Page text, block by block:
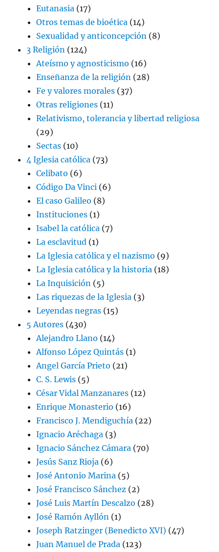
Eutanasia (17)
Otros temas de bioética (14)
Sexualidad y anticoncepción (8)
3 Religión (124)
Ateísmo y agnosticismo (16)
Enseñanza de la religión (28)
Fe y valores morales (37)
Otras religiones (11)
Relativismo, tolerancia y libertad religiosa
(29)
Sectas (10)
4 Iglesia católica (73)
Celibato (6)
Código Da Vinci (6)
El caso Galileo (8)
Instituciones (1)
Isabel la católica (7)
La esclavitud (1)
La Iglesia católica y el nazismo (9)
La Iglesia católica y la historia (18)
La Inquisición (5)
Las riquezas de la Iglesia (3)
Leyendas negras (15)
5 Autores (430)
Alejandro Llano (14)
Alfonso López Quintás (1)
Angel García Prieto (21)
C. S. Lewis (5)
César Vidal Manzanares (12)
Enrique Monasterio (16)
Francisco J. Mendiguchía (22)
Ignacio Aréchaga (3)
Ignacio Sánchez Cámara (70)
Jesús Sanz Rioja (6)
José Antonio Marina (5)
José Francisco Sánchez (2)
José Luis Martín Descalzo (28)
José Ramón Ayllón (1)
Joseph Ratzinger (Benedicto XVI) (47)
Juan Manuel de Prada (123)